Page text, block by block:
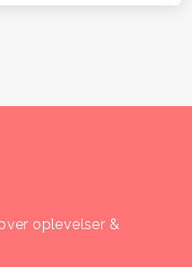
oplevelser &